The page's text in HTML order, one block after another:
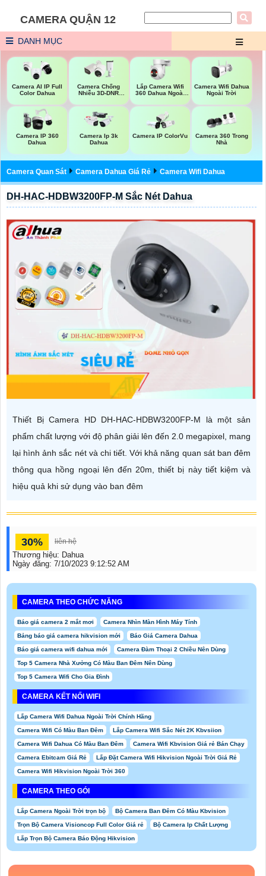
CAMERA QUẬN 12
DANH MỤC
Camera AI IP Full
Color Dahua
Camera Chống
Nhiễu 3D-DNR
Lắp Camera Wifi
360 Dahua Ngoài
Camera Wifi Dahua
Ngoài Trời
Camera IP 360
Dahua
Camera Ip 3k
Dahua
Camera IP ColorVu
Camera 360 Trong
Nhà
Camera Quan Sát Camera Dahua Giá Rẻ Camera Wifi Dahua
DH-HAC-HDBW3200FP-M Sắc Nét Dahua
Thiết Bị Camera HD DH-HAC-HDBW3200FP-M là một sản
phẩm chất lượng với độ phân giải lên đến 2.0 megapixel, mang
lại hình ảnh sắc nét và chi tiết. Với khả năng quan sát ban đêm
thông qua hồng ngoại lên đến 20m, thiết bị này tiết kiệm và
hiệu quả khi sử dụng vào ban đêm
30% liên hệ
Thương hiệu: Dahua
Ngày đăng: 7/10/2023 9:12:52 AM
CAMERA THEO CHỨC NĂNG
Báo giá camera 2 mắt mơi Camera Nhìn Màn Hình Máy Tính
Bảng báo giá camera hikvision mới Báo Giá Camera Dahua
Báo giá camera wifi dahua mới Camera Đàm Thoại 2 Chiều Nên Dùng
Top 5 Camera Nhà Xưởng Có Màu Ban Đêm Nên Dùng
Top 5 Camera Wifi Cho Gia Đình
CAMERA KẾT NỐI WIFI
Lắp Camera Wifi Dahua Ngoài Trời Chính Hãng
Camera Wifi Có Màu Ban Đêm Lắp Camera Wifi Sắc Nét 2K Kbvsiion
Camera Wifi Dahua Có Màu Ban Đêm Camera Wifi Kbvision Giá rẻ Bán Chạy
Camera Ebitcam Giá Rẻ Lắp Đặt Camera Wifi Hikvision Ngoài Trời Giá Rẻ
Camera Wifi Hikvision Ngoài Trời 360
CAMERA THEO GÓI
Lắp Camera Ngoài Trời trọn bộ Bộ Camera Ban Đêm Có Màu Kbvision
Trọn Bộ Camera Visioncop Full Color Giá rẻ Bộ Camera Ip Chất Lượng
Lắp Trọn Bộ Camera Báo Động Hikvision